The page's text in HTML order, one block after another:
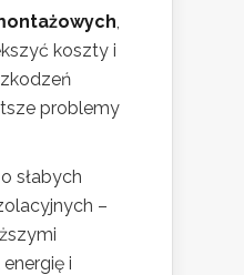
,
koszty i
problemy
o słabych
–
i